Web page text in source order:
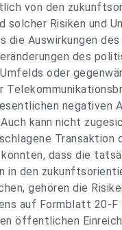
von den
solcher Risiken und
die Auswirkungen
des
oder
negativen
kann nicht
Transaktion
dass die
in den
gehören die
auf Formblatt 20-F
öffentlichen